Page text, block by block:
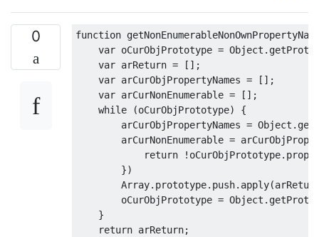
if (type == "own" && props[prop][
delete props prop];
continue ;
}
if (type == "nonown" && props
delete props[prop
];
continue;
}
if
delete props [prop ];
continue;
if (enumerability
0 function
var oCurObjPrototype = Object .
var arReturn =
[];
var arCurObjPropertyNames =
[];
var arCurNonEnumerable =
[];
while
(oCurObjPrototype)
{
        arCurObjPropertyNames
= Object .
        arCurNonEnumerable
=
return
! oCurObjPrototype.
})
Array. prototype. push. apply(
        oCurObjPrototype
= Object .
}
return arReturn;